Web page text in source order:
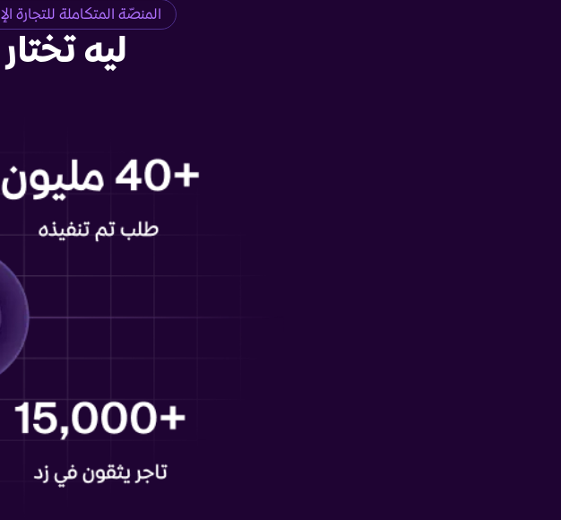
المنصّة المتكاملة للتجارة
ليه